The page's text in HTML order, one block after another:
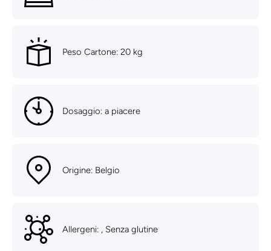
Peso Cartone: 20 kg
Dosaggio: a piacere
Origine: Belgio
Allergeni: , Senza glutine